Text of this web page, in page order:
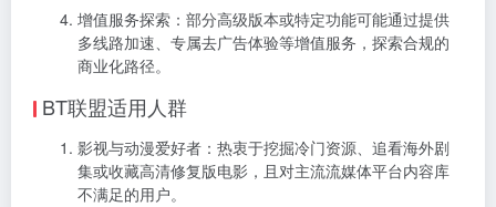
增值服务探索：部分高级版本或特定功能可能通过提供
多线路加速、专属去广告体验等增值服务，探索合规的
商业化路径。
BT联盟适用人群
影视与动漫爱好者：热衷于挖掘冷门资源、追看海外剧
集或收藏高清修复版电影，且对主流流媒体平台内容库
不满足的用户。